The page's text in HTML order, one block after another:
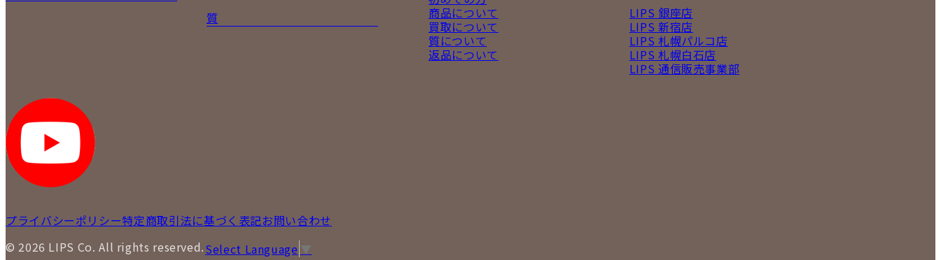
質
商品について
買取について
質について
返品について
LIPS 銀座店
LIPS 新宿店
LIPS 札幌パルコ店
LIPS 札幌白石店
LIPS 通信販売事業部
プライバシーポリシー特定商取引法に基づく表記お問い合わせ
© 2026 LIPS Co. All rights reserved.Select Language ▼